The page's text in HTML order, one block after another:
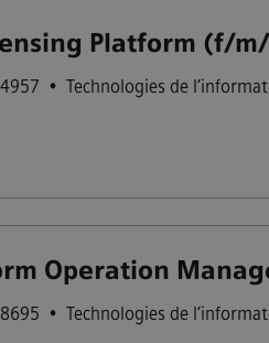
Platform (f/
• Technologies de
Operation
• Technologies de